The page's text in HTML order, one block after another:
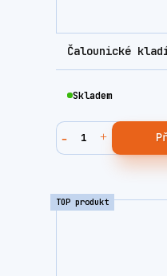
Čalounické
Skladem
TOP produkt